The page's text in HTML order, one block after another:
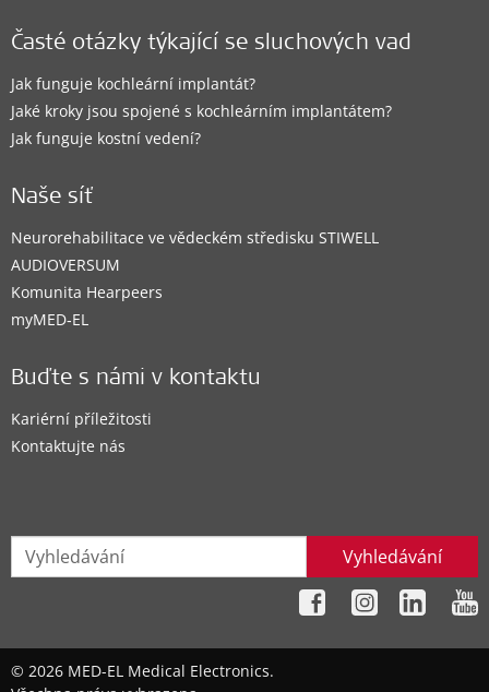
Časté otázky týkající se sluchových vad
Jak funguje kochleární implantát?
Jaké kroky jsou spojené s kochleárním implantátem?
Jak funguje kostní vedení?
Naše síť
Neurorehabilitace ve vědeckém středisku STIWELL
AUDIOVERSUM
Komunita Hearpeers
myMED‑EL
Buďte s námi v kontaktu
Kariérní příležitosti
Kontaktujte nás
Vyhledávání
© 2026 MED-EL Medical Electronics.